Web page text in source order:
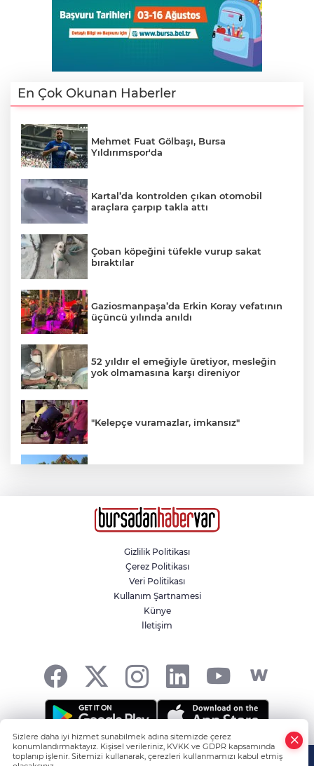
En Çok Okunan Haberler
Mehmet Fuat Gölbaşı, Bursa
Yıldırımspor'da
Kartal’da kontrolden çıkan otomobil
araçlara çarpıp takla attı
Çoban köpeğini tüfekle vurup sakat
bıraktılar
Gaziosmanpaşa’da Erkin Koray vefatının
üçüncü yılında anıldı
52 yıldır el emeğiyle üretiyor, mesleğin
yok olmamasına karşı direniyor
"Kelepçe vuramazlar, imkansız"
Kahvehaneye gelen sincabı elleriyle
Bursaspor'da Halil Akbunar Gelişmesi
Gizlilik Politikası
Çerez Politikası
Veri Politikası
Kullanım Şartnamesi
Künye
İletişim
Tüm hakkı saklıdır! -HABER YAZILIMIve TURKTICARET.NET
Sizlere daha iyi hizmet sunabilmek adına sitemizde çerez
konumlandırmaktayız. Kişisel verileriniz, KVKK ve GDPR kapsamında
toplanıp işlenir. Sitemizi kullanarak, çerezleri kullanmamızı kabul etmiş